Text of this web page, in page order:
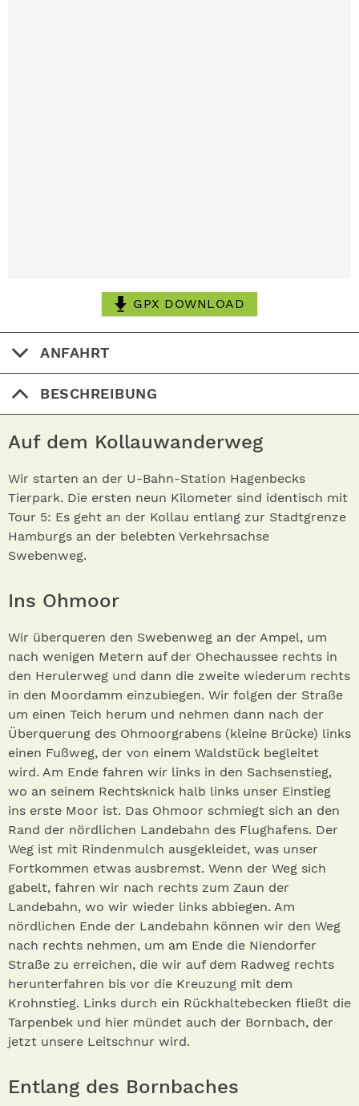
GPX DOWNLOAD
ANFAHRT
BESCHREIBUNG
Auf dem Kollauwanderweg
Wir starten an der U-Bahn-Station Hagenbecks
Tierpark. Die ersten neun Kilometer sind identisch mit
Tour 5: Es geht an der Kollau entlang zur Stadtgrenze
Hamburgs an der belebten Verkehrsachse
Swebenweg.
Ins Ohmoor
Wir überqueren den Swebenweg an der Ampel, um
nach wenigen Metern auf der Ohechaussee rechts in
den Herulerweg und dann die zweite wiederum rechts
in den Moordamm einzubiegen. Wir folgen der Straße
um einen Teich herum und nehmen dann nach der
Überquerung des Ohmoorgrabens (kleine Brücke) links
einen Fußweg, der von einem Waldstück begleitet
wird. Am Ende fahren wir links in den Sachsenstieg,
wo an seinem Rechtsknick halb links unser Einstieg
ins erste Moor ist. Das Ohmoor schmiegt sich an den
Rand der nördlichen Landebahn des Flughafens. Der
Weg ist mit Rindenmulch ausgekleidet, was unser
Fortkommen etwas ausbremst. Wenn der Weg sich
gabelt, fahren wir nach rechts zum Zaun der
Landebahn, wo wir wieder links abbiegen. Am
nördlichen Ende der Landebahn können wir den Weg
nach rechts nehmen, um am Ende die Niendorfer
Straße zu erreichen, die wir auf dem Radweg rechts
herunterfahren bis vor die Kreuzung mit dem
Krohnstieg. Links durch ein Rückhaltebecken fließt die
Tarpenbek und hier mündet auch der Bornbach, der
jetzt unsere Leitschnur wird.
Entlang des Bornbaches